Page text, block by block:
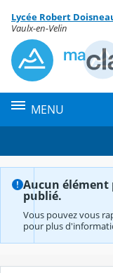
Contenu
Lycée Robert
Vaulx-en-Velin
MENU
Aucun élément
publié.
Vous pouvez vous
pour plus